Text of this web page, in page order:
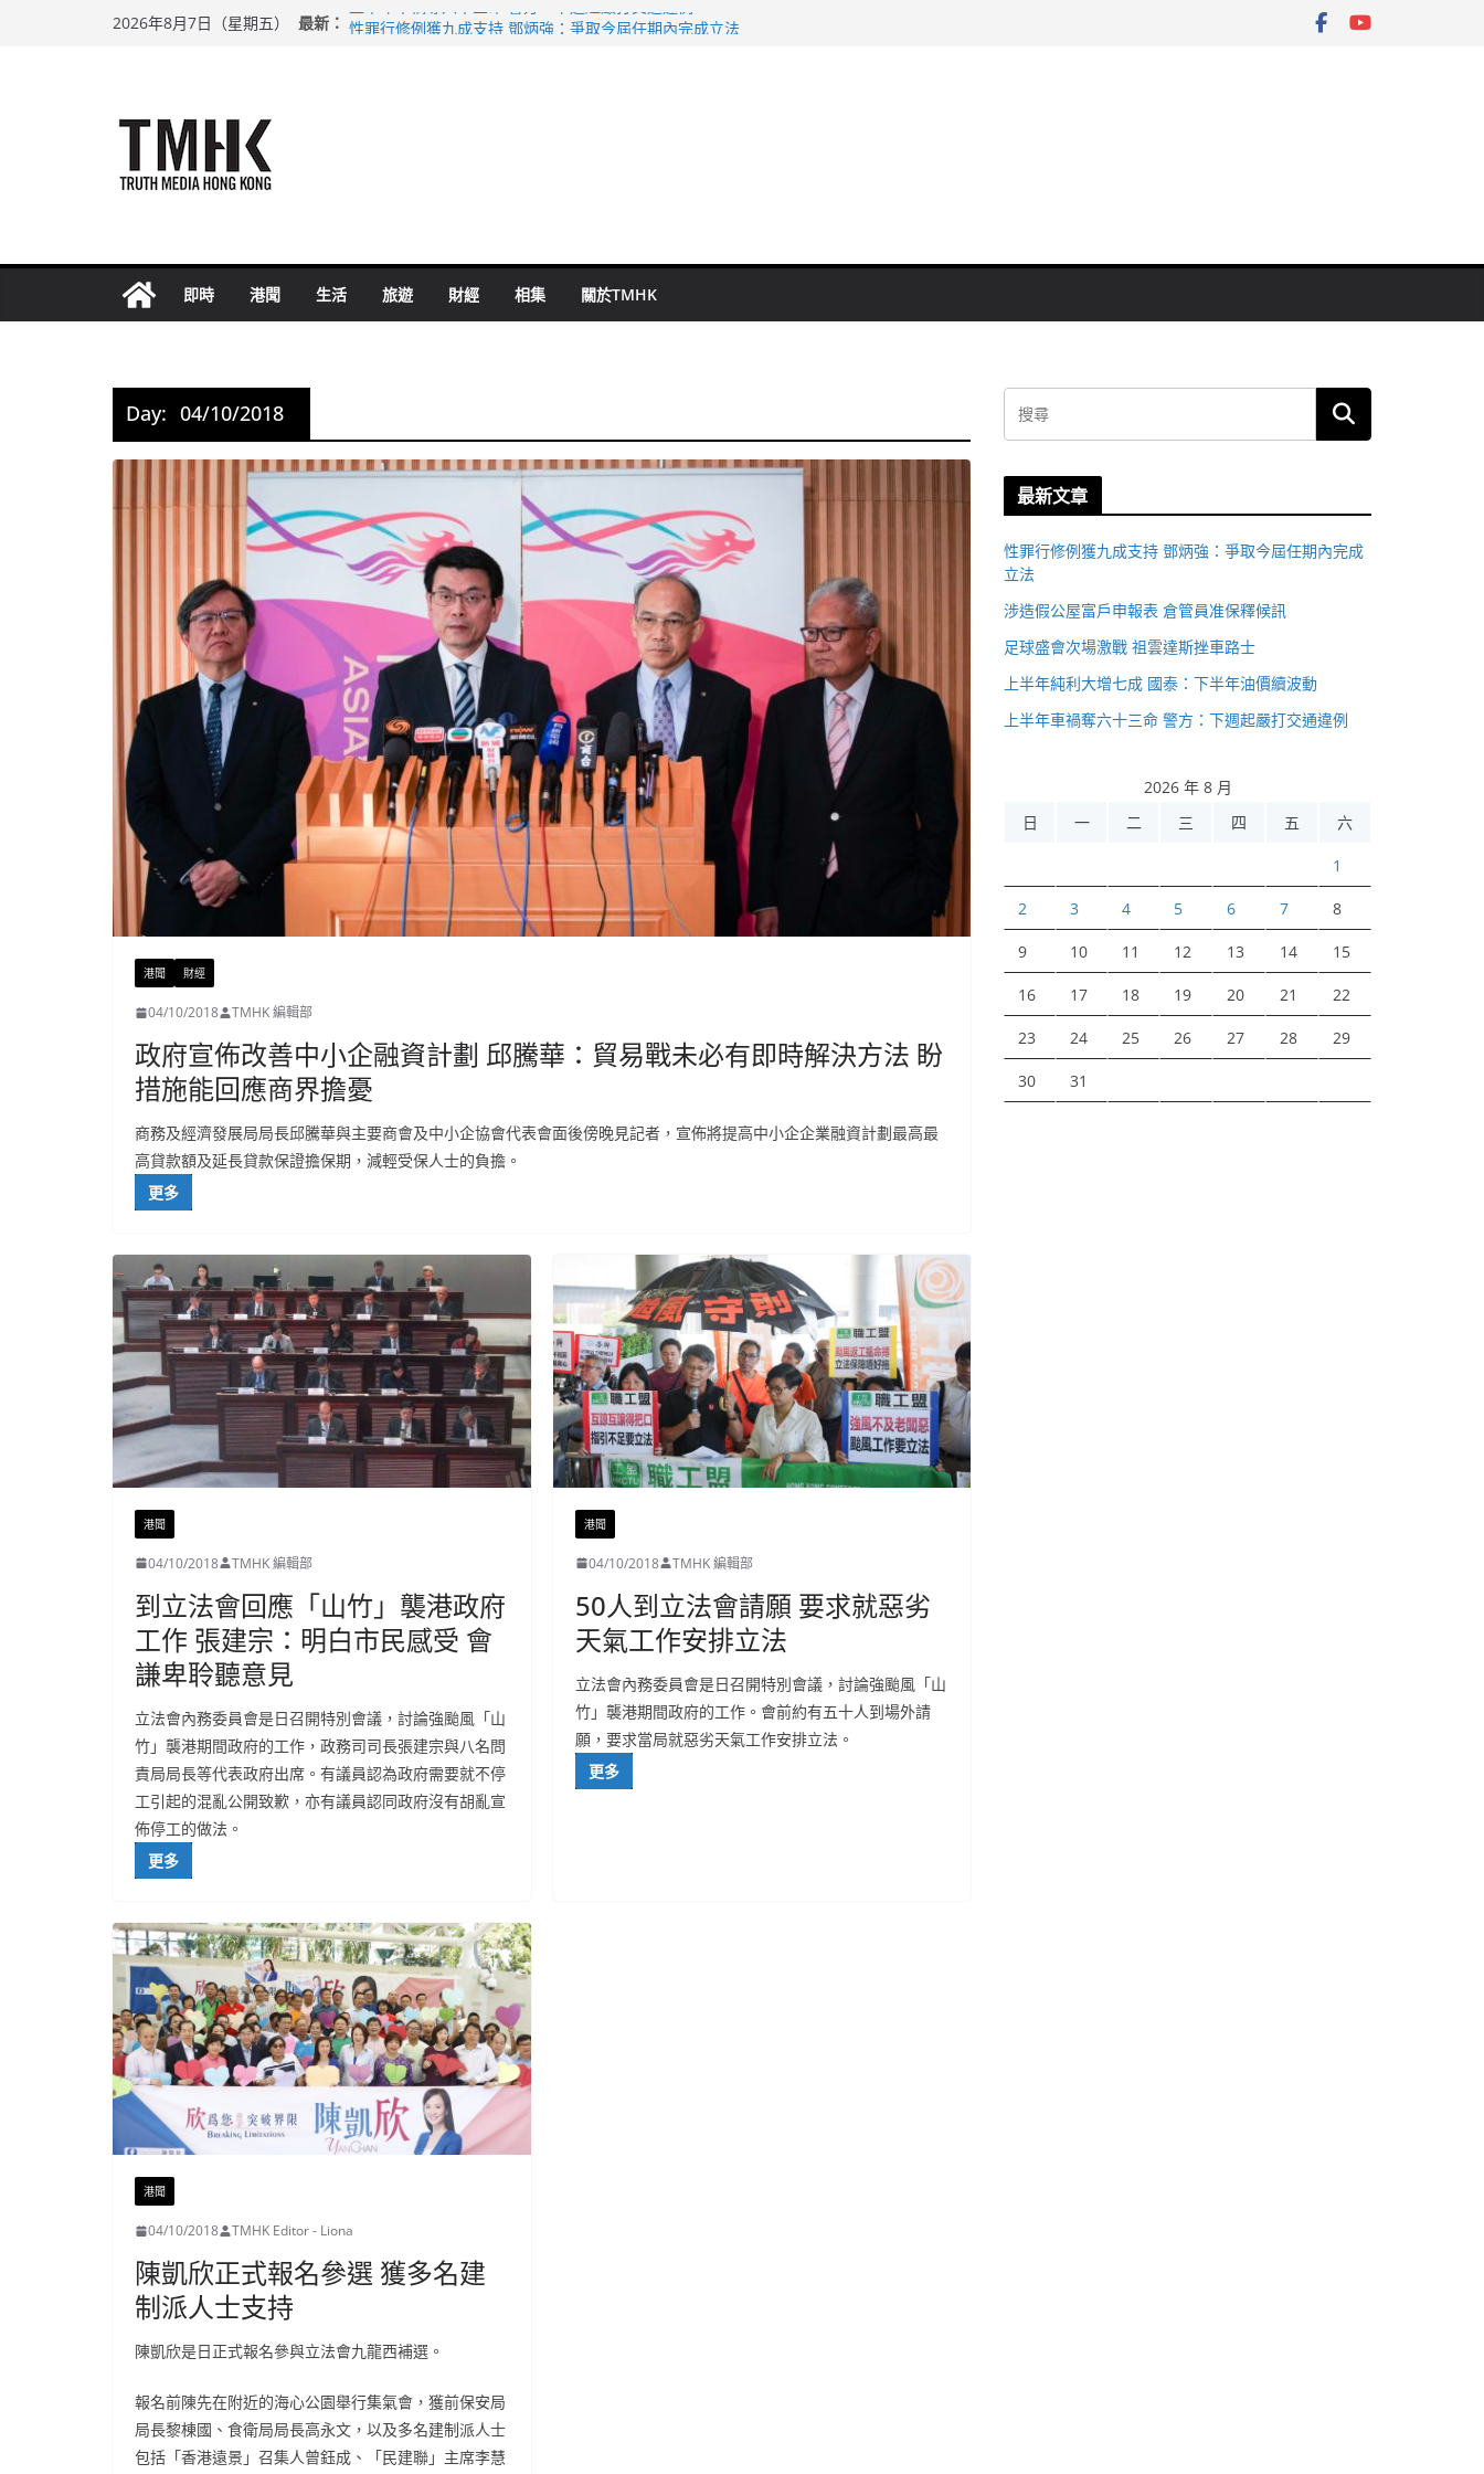
2026年8月7日（星期五） 最新： 上半年車禍奪六十三命 警方：下週起嚴打交通違例
即時 港聞 生活 旅遊 財經 相集 關於TMHK
Day: 04/10/2018
港聞 財經
04/10/2018 TMHK 編輯部
政府宣佈改善中小企融資計劃 邱騰華：貿易戰未必有即時解決方法 盼
措施能回應商界擔憂
商務及經濟發展局局長邱騰華與主要商會及中小企協會代表會面後傍晚見記者，宣佈將提高中小企企業融資計劃最高最
高貸款額及延長貸款保證擔保期，減輕受保人士的負擔。
更多
港聞
04/10/2018 TMHK 編輯部
到立法會回應「山竹」襲港政府
工作 張建宗：明白市民感受 會
謙卑聆聽意見
立法會內務委員會是日召開特別會議，討論強颱風「山
竹」襲港期間政府的工作，政務司司長張建宗與八名問
責局局長等代表政府出席。有議員認為政府需要就不停
工引起的混亂公開致歉，亦有議員認同政府沒有胡亂宣
佈停工的做法。
更多
港聞
04/10/2018 TMHK 編輯部
50人到立法會請願 要求就惡劣
天氣工作安排立法
立法會內務委員會是日召開特別會議，討論強颱風「山
竹」襲港期間政府的工作。會前約有五十人到場外請
願，要求當局就惡劣天氣工作安排立法。
更多
港聞
04/10/2018 TMHK Editor - Liona
陳凱欣正式報名參選 獲多名建
制派人士支持
陳凱欣是日正式報名參與立法會九龍西補選。
報名前陳先在附近的海心公園舉行集氣會，獲前保安局
局長黎棟國、食衛局局長高永文，以及多名建制派人士
包括「香港遠景」召集人曾鈺成、「民建聯」主席李慧
最新文章
性罪行修例獲九成支持 鄧炳強：爭取今屆任期內完成
立法
涉造假公屋富戶申報表 倉管員准保釋候訊
足球盛會次場激戰 祖雲達斯挫車路士
上半年純利大增七成 國泰：下半年油價續波動
上半年車禍奪六十三命 警方：下週起嚴打交通違例
2026 年 8 月
日
一 二 三 四 五 六
1
2 3 4 5 6 7 8
9 10 11 12 13 14 15
16 17 18 19 20 21 22
23 24 25 26 27 28 29
30 31